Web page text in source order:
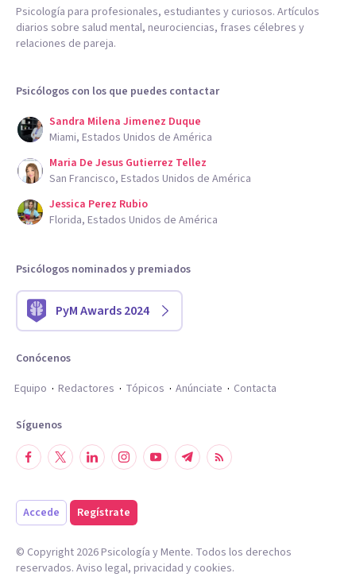
Psicología para profesionales, estudiantes y curiosos. Artículos
diarios sobre salud mental, neurociencias, frases célebres y
relaciones de pareja.
Psicólogos con los que puedes contactar
Sandra Milena Jimenez Duque
Miami, Estados Unidos de América
Maria De Jesus Gutierrez Tellez
San Francisco, Estados Unidos de América
Jessica Perez Rubio
Florida, Estados Unidos de América
Psicólogos nominados y premiados
PyM Awards 2024
Conócenos
Equipo
Redactores Tópicos Anúnciate Contacta
Síguenos
Accede Regístrate
© Copyright 2026Psicología y Mente. Todos los derechos
reservados. Aviso legal, privacidad y cookies.